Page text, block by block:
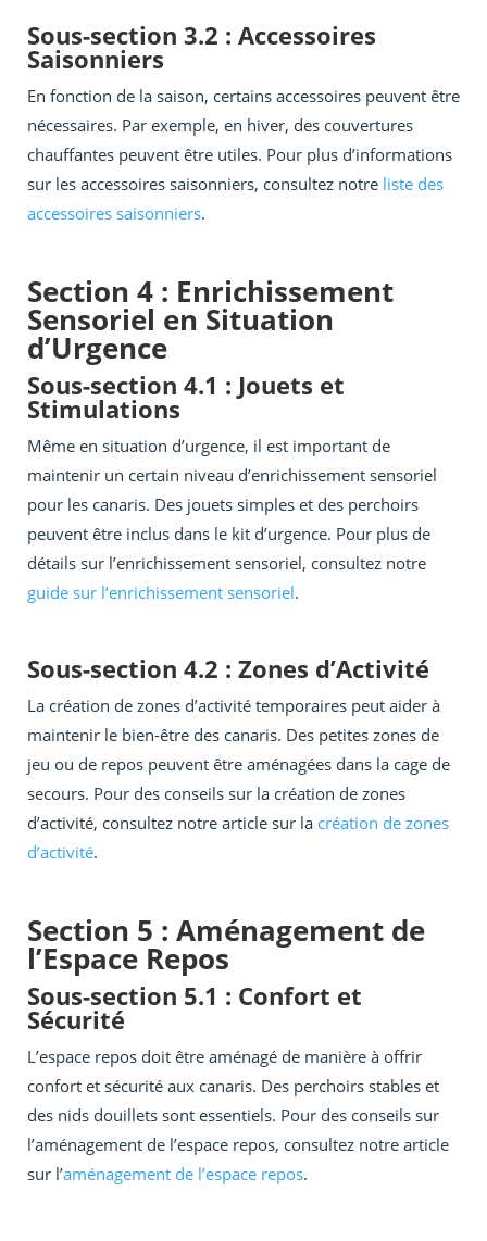
Sous-section 3.2 : Accessoires
Saisonniers
En fonction de la saison, certains accessoires peuvent être
nécessaires. Par exemple, en hiver, des couvertures
chauffantes peuvent être utiles. Pour plus d’informations
sur les accessoires saisonniers, consultez notre liste des
accessoires saisonniers.
Section 4 : Enrichissement
Sensoriel en Situation
d’Urgence
Sous-section 4.1 : Jouets et
Stimulations
Même en situation d’urgence, il est important de
maintenir un certain niveau d’enrichissement sensoriel
pour les canaris. Des jouets simples et des perchoirs
peuvent être inclus dans le kit d’urgence. Pour plus de
détails sur l’enrichissement sensoriel, consultez notre
guide sur l’enrichissement sensoriel.
Sous-section 4.2 : Zones d’Activité
La création de zones d’activité temporaires peut aider à
maintenir le bien-être des canaris. Des petites zones de
jeu ou de repos peuvent être aménagées dans la cage de
secours. Pour des conseils sur la création de zones
d’activité, consultez notre article sur la création de zones
d’activité.
Section 5 : Aménagement de
l’Espace Repos
Sous-section 5.1 : Confort et
Sécurité
L’espace repos doit être aménagé de manière à offrir
confort et sécurité aux canaris. Des perchoirs stables et
des nids douillets sont essentiels. Pour des conseils sur
l’aménagement de l’espace repos, consultez notre article
sur l’aménagement de l’espace repos.